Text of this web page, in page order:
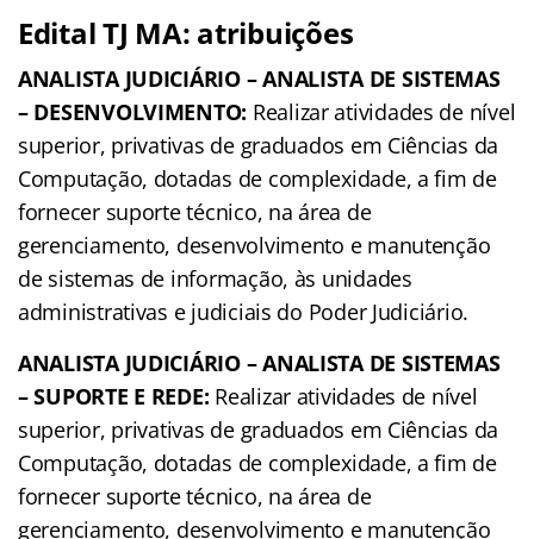
Edital TJ MA: atribuições
ANALISTA JUDICIÁRIO – ANALISTA DE SISTEMAS
– DESENVOLVIMENTO: Realizar atividades de nível
superior, privativas de graduados em Ciências da
Computação, dotadas de complexidade, a fim de
fornecer suporte técnico, na área de
gerenciamento, desenvolvimento e manutenção
de sistemas de informação, às unidades
administrativas e judiciais do Poder Judiciário.
ANALISTA JUDICIÁRIO – ANALISTA DE SISTEMAS
– SUPORTE E REDE: Realizar atividades de nível
superior, privativas de graduados em Ciências da
Computação, dotadas de complexidade, a fim de
fornecer suporte técnico, na área de
gerenciamento, desenvolvimento e manutenção